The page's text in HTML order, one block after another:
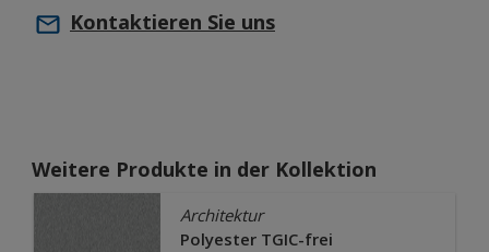
Kontaktieren Sie uns
Weitere Produkte in der Kollektion
Architektur
Polyester TGIC-frei